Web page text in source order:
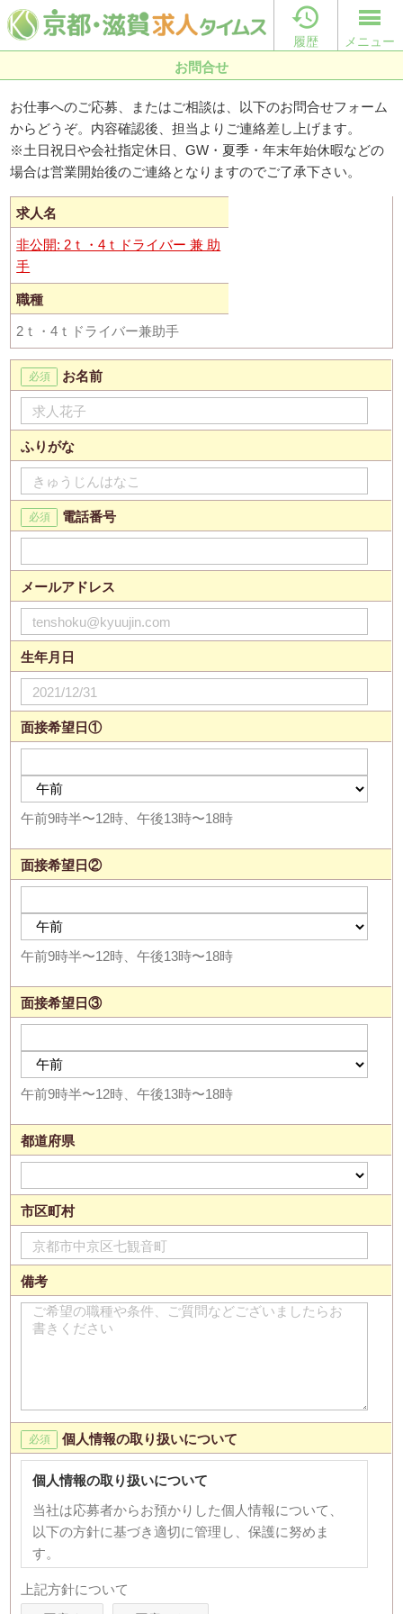

履歴 メニュー
お問合せ
お仕事へのご応募、またはご相談は、以下のお問合せフォーム
からどうぞ。内容確認後、担当よりご連絡差し上げます。
※土日祝日や会社指定休日、GW・夏季・年末年始休暇などの
場合は営業開始後のご連絡となりますのでご了承下さい。
求人名
非公開: 2ｔ・4ｔドライバー 兼 助
手
職種
2ｔ・4ｔドライバー兼助手
お名前
ふりがな
電話番号
メールアドレス
生年月日
面接希望日①
午前9時半〜12時、午後13時〜18時
面接希望日②
午前9時半〜12時、午後13時〜18時
面接希望日③
午前9時半〜12時、午後13時〜18時
都道府県
市区町村
備考
個人情報の取り扱いについて
個人情報の取り扱いについて
当社は応募者からお預かりした個人情報について、
以下の方針に基づき適切に管理し、保護に努めま
す。
【個人情報の利用目的】
上記方針について